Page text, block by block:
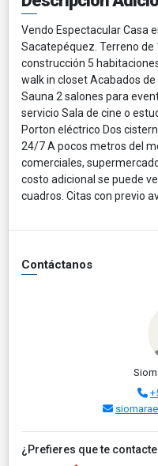
Vendo Espectacular Casa
Sacatepéquez. Terreno
construcción 5
walk in closet Acabados
Sauna 2 salones para
servicio Sala de cine o
Porton eléctrico Dos
24/7 A pocos metros del
comerciales,
costo adicional se puede
cuadros. Citas con previo
Contáctanos
¿Prefieres que te